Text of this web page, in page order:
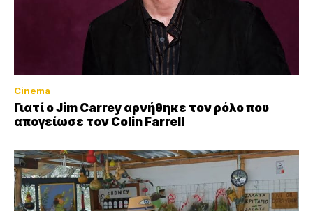
Cinema
Γιατί ο Jim Carrey αρνήθηκε τον ρόλο που
απογείωσε τον Colin Farrell